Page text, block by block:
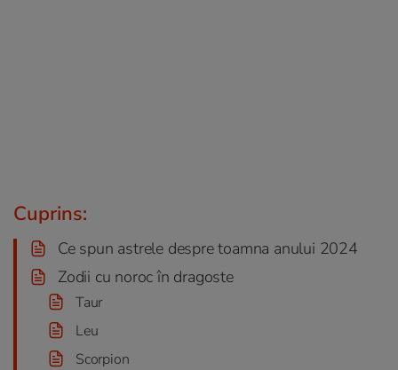
Cuprins:
Ce spun astrele despre toamna anului 2024
Zodii cu noroc în dragoste
Taur
Leu
Scorpion